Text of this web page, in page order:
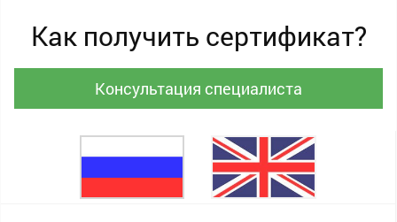
Как получить сертификат?
Консультация специалиста